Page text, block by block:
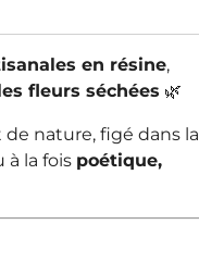
en résine,
fleurs séchées 🌿
nature, figé dans la
à la fois poétique,